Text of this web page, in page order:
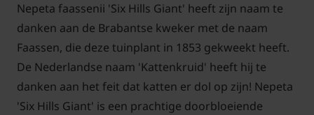
Nepeta faassenii 'Six Hills Giant' heeft zijn naam te
danken aan de Brabantse kweker met de naam
Faassen, die deze tuinplant in 1853 gekweekt heeft.
De Nederlandse naam 'Kattenkruid' heeft hij te
danken aan het feit dat katten er dol op zijn! Nepeta
'Six Hills Giant' is een prachtige doorbloeiende